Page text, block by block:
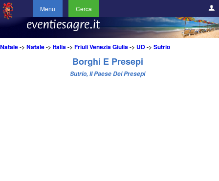
Menu Cerca
Natale-> Natale-> Italia-> Friuli Venezia Giulia-> UD-> Sutrio
Borghi E Presepi
Sutrio, Il Paese Dei Presepi